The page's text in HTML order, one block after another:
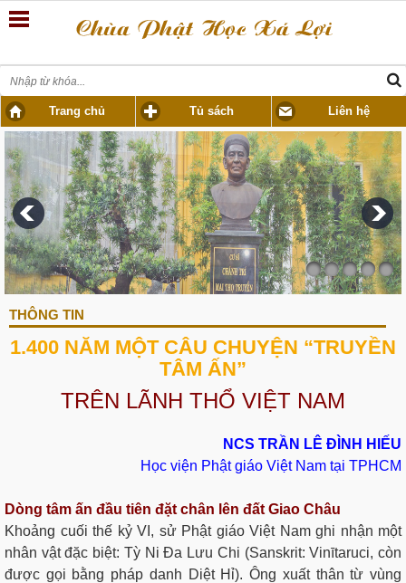
Trang chủ Tủ sách Liên hệ
THÔNG TIN
1.400 NĂM MỘT CÂU CHUYỆN “TRUYỀN
TÂM ẤN”
TRÊN LÃNH THỔ VIỆT NAM
NCS TRẦN LÊ ĐÌNH HIẾU
Học viện Phật giáo Việt Nam tại TPHCM
Dòng tâm ấn đầu tiên đặt chân lên đất Giao Châu
Khoảng cuối thế kỷ VI, sử Phật giáo Việt Nam ghi nhận một
nhân vật đặc biệt: Tỳ Ni Đa Lưu Chi (Sanskrit: Vinītaruci, còn
được gọi bằng pháp danh Diệt Hỉ). Ông xuất thân từ vùng